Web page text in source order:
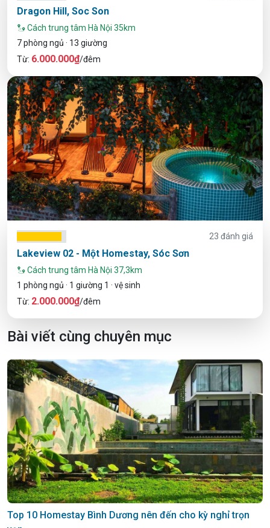
Dragon Hill, Soc Son
Cách trung tâm Hà Nội 35km
7 phòng ngủ · 13 giường
Từ: 6.000.000₫/đêm
23 đánh giá
Lakeview 02 - Một Homestay, Sóc Sơn
Cách trung tâm Hà Nội 37,3km
1 phòng ngủ · 1 giường 1 · vệ sinh
Từ: 2.000.000₫/đêm
Bài viết cùng chuyên mục
Top 10 Homestay Bình Dương nên đến cho kỳ nghỉ trọn